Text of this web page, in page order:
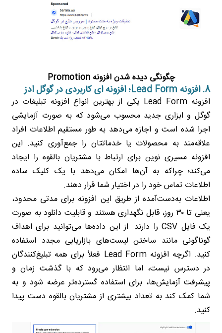
چگونگی دیده شدن افزونه Promotion
8. افزونه Lead Form؛ افزونه ای کاربردی در گوگل ادز
افزونه Lead Form یکی از بهترین انواع افزونه تبلیغات در
گوگل و ابزاری جدید محسوب می‌شود که به صورت آزمایشی
اجرا شده است و اجازه می‌دهد به طور مستقیم اطلاعات افراد
علاقه‌مند به محصولات یا خدماتتان را جمع‌آوری کنید. این
افزونه مسیری نوین برای ارتباط با مشتریان بالقوه را ایجاد
می‌کند؛ چراکه به آن‌ها امکان می‌دهد با یک کلیک ساده
اطلاعات تماس خود را در اختیار شما قرار دهند.
اطلاعات به‌دست‌آمده از طریق این افزونه برای مدتی محدود،
یعنی تا ۳۰ روز، قابل نگهداری هستند و قابلیت دانلود به صورت
یک فایل CSV را دارند. از این داده‌ها می‌توانید برای اهداف
گوناگونی مانند ساختن لیست‌های بازاریابی مجدد استفاده
کنید. اگرچه افزونه Lead Form فعلاً برای همه تبلیغ‌کنندگان
در دسترس نیست، اما انتظار می‌رود که با گذشت زمان و
پیشرفت آزمایش‌ها، برای استفاده گسترده‌تر عرضه شود و به
شما کمک کند به تعداد بیشتری از مشتریان بالقوه دست پیدا
کنید.